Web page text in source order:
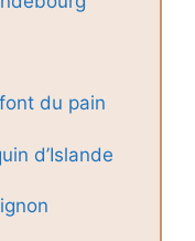
du pain
d’Islande